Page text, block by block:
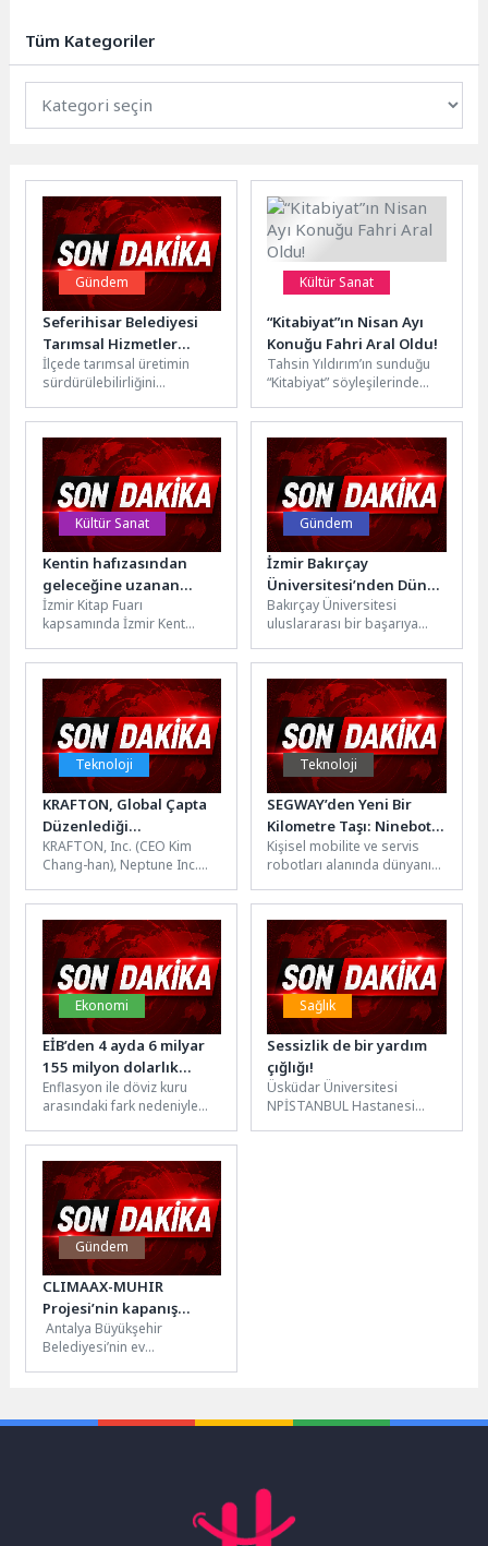
Tüm Kategoriler
Gündem
Seferihisar Belediyesi
Tarımsal Hizmetler
Müdürlüğü tarafından
yürütülen baraj suyu
sulama sezonu başladı
İlçede tarımsal üretimin
sürdürülebilirliğini
kapsamında 1750 üreticiye,
55 kilometrelik hat üzerinden
su...
Kültür Sanat
“Kitabiyat”ın Nisan Ayı
Konuğu Fahri Aral Oldu!
Tahsin Yıldırım’ın sunduğu
“Kitabiyat” söyleşilerinde
oldu. 3 Nisan Cuma akşamı...
Kültür Sanat
Kentin hafızasından
geleceğine uzanan
yayınlar İzmir Kitap
Fuarı’nda
İzmir Kitap Fuarı
kapsamında İzmir Kent
hazırlanan ve kentin
tarihinden doğasına, kültürel
mirasından...
Gündem
İzmir Bakırçay
Üniversitesi’nden Dünya
Çapında Gurur
Bakırçay Üniversitesi
uluslararası bir başarıya
Özdemir Türkiye’de 7’nci,
Dünyada 270’inci...
Teknoloji
KRAFTON, Global Çapta
Düzenlediği
Hibrit/Casual Oyun
Yarışması için Son
Başvuru Tarihini 16
KRAFTON, Inc. (CEO Kim
Chang-han), Neptune Inc.
ortaklaşa düzenlediği 5
milyon...
Teknoloji
SEGWAY’den Yeni Bir
Kilometre Taşı: Ninebot
E2 Serisi 1 Milyon Satışı
Aştı
Kişisel mobilite ve servis
robotları alanında dünyanın
Segway, Ninebot E2 serisi
elektrikli...
Ekonomi
EİB’den 4 ayda 6 milyar
155 milyon dolarlık
ihracat
Enflasyon ile döviz kuru
arasındaki fark nedeniyle
pazarlarında rekabette
zorlanan Egeli...
Sağlık
Sessizlik de bir yardım
çığlığı!
Üsküdar Üniversitesi
NPİSTANBUL Hastanesi
Gündem
CLIMAAX-MUHIR
Projesi’nin kapanış
toplantısı gerçekleşti
Antalya Büyükşehir
Belediyesi’nin ev
kapanış toplantısı